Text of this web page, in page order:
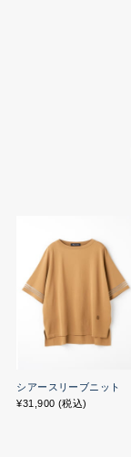
シアースリーブニット
¥31,900 (税込)